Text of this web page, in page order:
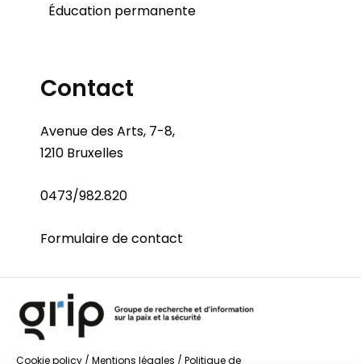
Éducation permanente
Contact
Avenue des Arts, 7-8,
1210 Bruxelles
0473/982.820
Formulaire de contact
Cookie policy / Mentions légales / Politique de